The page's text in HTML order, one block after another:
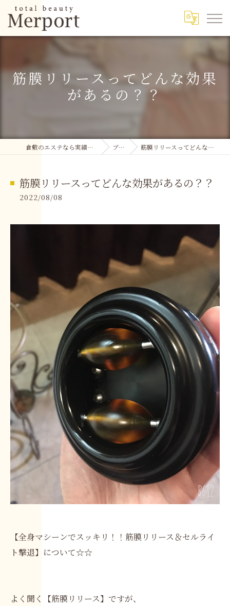
筋膜リリースってどんな効果
があるの？？
倉敷のエステなら実績多数のMerport ブログ 筋膜リリースってどんな効果があるの？？
筋膜リリースってどんな効果があるの？？
2022/08/08
【全身マシーンでスッキリ！！筋膜リリース＆セルライ
ト撃退】について☆☆
よく聞く【筋膜リリース】ですが、